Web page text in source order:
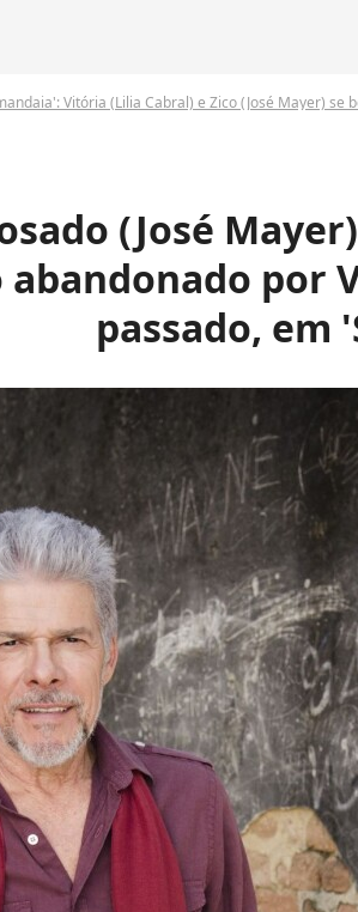
Vitória (Lilia Cabral) e Zico (José Mayer) se
(José
abandonado por
passado, em